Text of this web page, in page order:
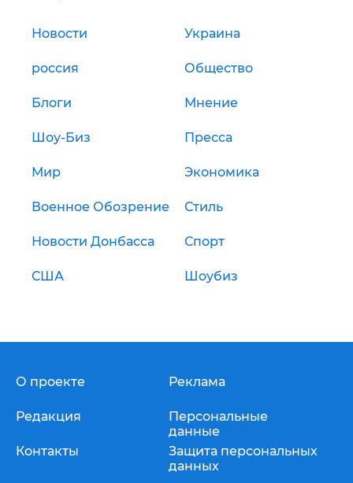
Новости Украина
россия Общество
Блоги Мнение
Шоу-Биз Пресса
Мир Экономика
Военное Обозрение Стиль
Новости Донбасса Спорт
США Шоубиз
О проекте
Редакция
Контакты
Реклама
Персональные
данные
Защита персональных
данных